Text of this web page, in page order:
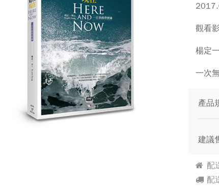
觀看
楊定
一次
產品
建議
配
配